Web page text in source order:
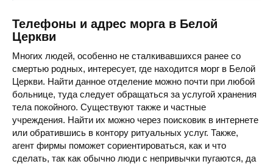
Телефоны и адрес морга в Белой
Церкви
Многих людей, особенно не сталкивавшихся ранее со
смертью родных, интересует, где находится морг в Белой
Церкви. Найти данное отделение можно почти при любой
больнице, туда следует обращаться за услугой хранения
тела покойного. Существуют также и частные
учреждения. Найти их можно через поисковик в интернете
или обратившись в контору ритуальных услуг. Также,
агент фирмы поможет сориентироваться, как и что
сделать, так как обычно люди с непривычки пугаются, да